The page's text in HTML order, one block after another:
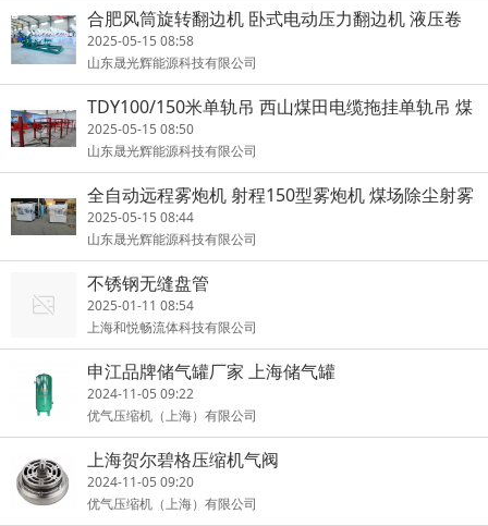
合肥风筒旋转翻边机 卧式电动压力翻边机 液压卷
边机
2025-05-15 08:58
山东晟光辉能源科技有限公司
TDY100/150米单轨吊 西山煤田电缆拖挂单轨吊 煤
安证
2025-05-15 08:50
山东晟光辉能源科技有限公司
全自动远程雾炮机 射程150型雾炮机 煤场除尘射雾
器
2025-05-15 08:44
山东晟光辉能源科技有限公司
不锈钢无缝盘管
2025-01-11 08:54
上海和悦畅流体科技有限公司
申江品牌储气罐厂家 上海储气罐
2024-11-05 09:22
优气压缩机（上海）有限公司
上海贺尔碧格压缩机气阀
2024-11-05 09:20
优气压缩机（上海）有限公司